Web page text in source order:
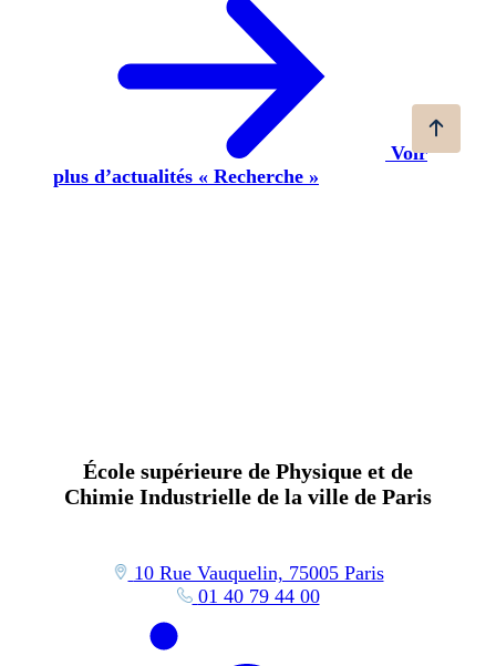
Voir
plus d’actualités « Recherche »
École supérieure de Physique et de
Chimie Industrielle de la ville de Paris
10 Rue Vauquelin, 75005 Paris
01 40 79 44 00